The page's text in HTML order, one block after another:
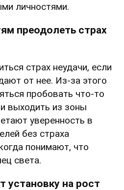
личностями.
преодолеть страх
страх неудачи, если
от нее. Из-за этого
пробовать что-то
выходить из зоны
уверенность в
без страха
понимают, что
света.
установку на рост